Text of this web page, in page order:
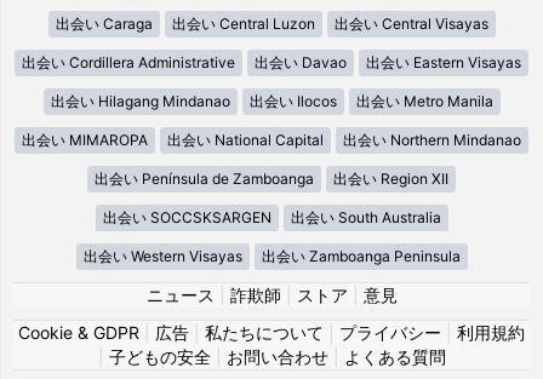
出会い Caraga 出会い Central Luzon 出会い Central Visayas
出会い Cordillera Administrative 出会い Davao 出会い Eastern Visayas
出会い Hilagang Mindanao 出会い Ilocos 出会い Metro Manila
出会い MIMAROPA 出会い National Capital 出会い Northern Mindanao
出会い Península de Zamboanga 出会い Region XII
出会い SOCCSKSARGEN 出会い South Australia
出会い Western Visayas 出会い Zamboanga Peninsula
ニュース 詐欺師 ストア
意見
Cookie & GDPR
広告 私たちについて プライバシー
利用規約
子どもの安全| お問い合わせ| よくある質問